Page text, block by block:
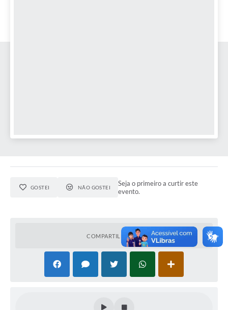
GOSTEI NÃO GOSTEI
Seja o primeiro a curtir este
evento.
COMPARTILHAR